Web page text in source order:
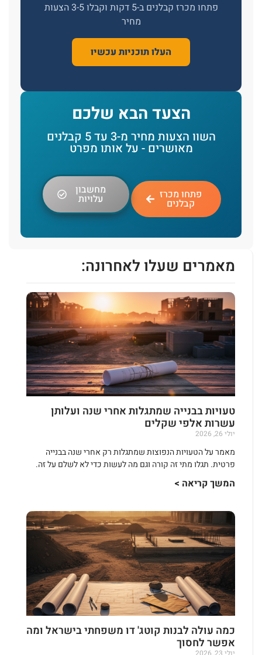
פתחו מכרז קבלנים ב-5 דקות וקבלו 3-5 הצעות
מחיר
העלו תוכניות עכשיו
הצעד הבא שלכם
השוו הצעות מחיר מ-3 עד 5 קבלנים
מאושרים - על אותו מפרט
פתחו מכרז
קבלנים
מחשבון
עלויות
מאמרים שעלו לאחרונה:
טעויות בבנייה שמתגלות אחרי שנה ועלותן
עשרות אלפי שקלים
יולי 26, 2026
מאמר על הטעויות הנפוצות שמתגלות רק אחרי שנה בבנייה
פרטית. תגלו מתי זה קורה וגם מה לעשות כדי לא לשלם על זה.
המשך קריאה >
כמה עולה לבנות קוטג' דו משפחתי בישראל ומה
אפשר לחסוך